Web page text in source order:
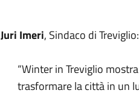
Juri Imeri, Sindaco di Treviglio:
“Winter in Treviglio
trasformare la città in un